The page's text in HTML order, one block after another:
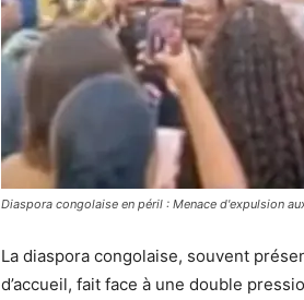
Diaspora congolaise en péril : Menace d'expulsion
La diaspora congolaise, souvent
d’accueil, fait face à une double